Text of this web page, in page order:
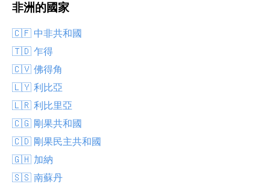
非洲的國家
🇨🇫 中非共和國
🇹🇩 乍得
🇨🇻 佛得角
🇱🇾 利比亞
🇱🇷 利比里亞
🇨🇬 剛果共和國
🇨🇩 剛果民主共和國
🇬🇭 加納
🇸🇸 南蘇丹